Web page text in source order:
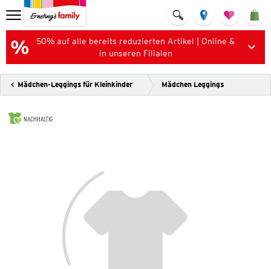
50% auf alle bereits reduzierten Artikel | Online &
in unseren Filialen
Mädchen-Leggings für Kleinkinder Mädchen Leggings
NACHHALTIG